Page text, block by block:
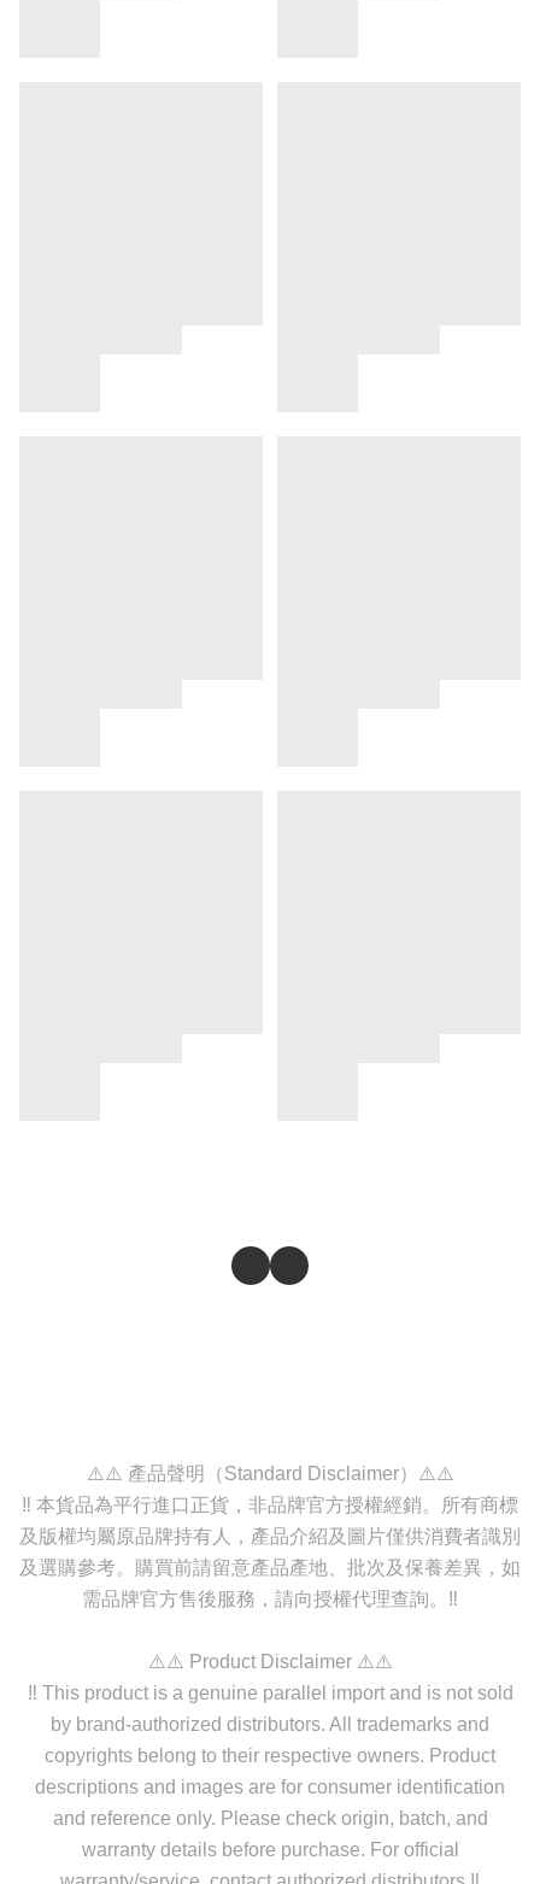
⚠️⚠️ 產品聲明（Standard Disclaimer）⚠️⚠️
‼️ 本貨品為平行進口正貨，非品牌官方授權經銷。所有商標
及版權均屬原品牌持有人，產品介紹及圖片僅供消費者識別
及選購參考。購買前請留意產品產地、批次及保養差異，如
需品牌官方售後服務，請向授權代理查詢。‼️
⚠️⚠️ Product Disclaimer ⚠️⚠️
‼️ This product is a genuine parallel import and is not sold
by brand-authorized distributors. All trademarks and
copyrights belong to their respective owners. Product
descriptions and images are for consumer identification
and reference only. Please check origin, batch, and
warranty details before purchase. For official